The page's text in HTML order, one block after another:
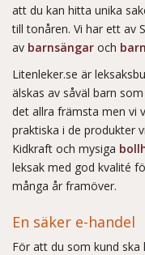
att du kan hitta unika
till tonåren. Vi har ett av
av barnsängar och
Litenleker.se är
älskas av såväl barn
det allra främsta men vi
praktiska i de produkter
Kidkraft och mysiga
leksak med god kvalité
många år framöver.
En säker e-handel
För att du som kund ska